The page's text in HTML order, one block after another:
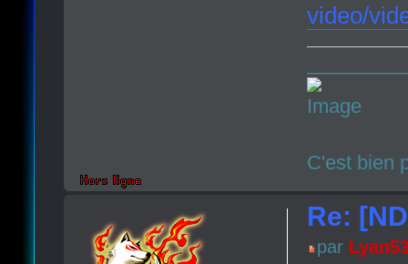
video/
C'est bien
Re:
par